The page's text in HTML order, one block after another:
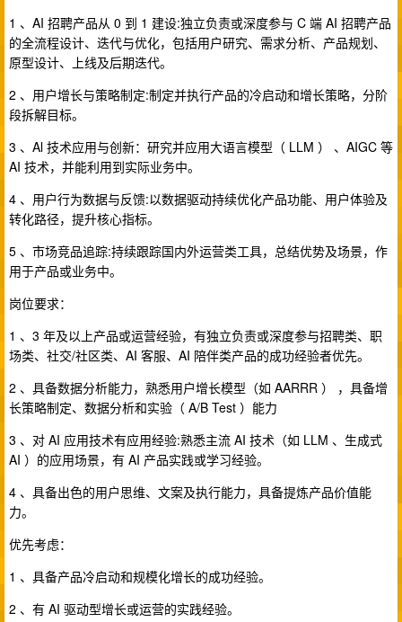
1 、AI 招聘产品从 0 到 1 建设:独立负责或深度参与 C 端 AI 招聘产品
的全流程设计、迭代与优化，包括用户研究、需求分析、产品规划、
原型设计、上线及后期迭代。
2 、用户增长与策略制定:制定并执行产品的冷启动和增长策略，分阶
段拆解目标。
3 、Al 技术应用与创新：研究并应用大语言模型（ LLM ） 、AIGC 等
AI 技术，并能利用到实际业务中。
4 、用户行为数据与反馈:以数据驱动持续优化产品功能、用户体验及
转化路径，提升核心指标。
5 、市场竞品追踪:持续跟踪国内外运营类工具，总结优势及场景，作
用于产品或业务中。
岗位要求：
1 、3 年及以上产品或运营经验，有独立负责或深度参与招聘类、职
场类、社交/社区类、AI 客服、AI 陪伴类产品的成功经验者优先。
2 、具备数据分析能力，熟悉用户增长模型（如 AARRR ） ，具备增
长策略制定、数据分析和实验（ A/B Test ）能力
3 、对 AI 应用技术有应用经验:熟悉主流 AI 技术（如 LLM 、生成式
AI ）的应用场景，有 AI 产品实践或学习经验。
4 、具备出色的用户思维、文案及执行能力，具备提炼产品价值能
力。
优先考虑：
1 、具备产品冷启动和规模化增长的成功经验。
2 、有 AI 驱动型增长或运营的实践经验。